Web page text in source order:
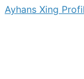
Ayhans Xing Profil